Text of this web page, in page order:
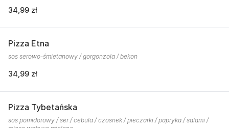
34,99 zł
Pizza Etna
sos serowo-śmietanowy / gorgonzola / bekon
34,99 zł
Pizza Tybetańska
sos pomidorowy / ser / cebula / czosnek / pieczarki / papryka / salami /